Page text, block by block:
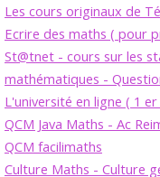
Les cours originaux de
Ecrire des maths ( pour
St@tnet - cours sur les
mathématiques -
L'université en ligne ( 1
QCM Java Maths - Ac
QCM facilimaths
Culture Maths - Culture